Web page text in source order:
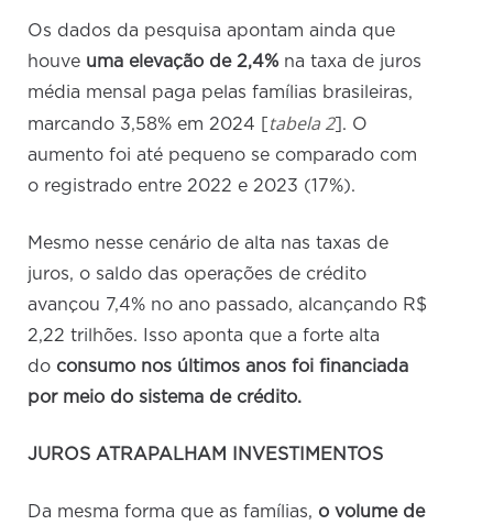
Os dados da pesquisa apontam ainda que
houve uma elevação de 2,4% na taxa de juros
média mensal paga pelas famílias brasileiras,
marcando 3,58% em 2024 [
tabela 2]. O
aumento foi até pequeno se comparado com
o registrado entre 2022 e 2023 (17%).
Mesmo nesse cenário de alta nas taxas de
juros, o saldo das operações de crédito
avançou 7,4% no ano passado, alcançando R$
2,22 trilhões. Isso aponta que a forte alta
do consumo nos últimos anos foi financiada
por meio do sistema de crédito.
JUROS ATRAPALHAM INVESTIMENTOS
Da mesma forma que as famílias, o volume de